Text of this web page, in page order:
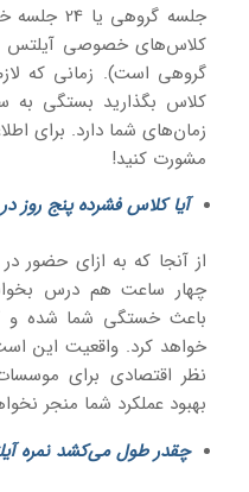
جلسه
کلاس‌های خصوصی آیلتس
گروهی است). زمانی که
کلاس بگذارید بستگی به
زمان‌های شما دارد. برای
مشورت کنید!
آیا کلاس فشرده پنج روز
از آنجا که به ازای حضور
چهار ساعت هم درس
باعث خستگی شما شده و
خواهد کرد. واقعیت این
نظر اقتصادی برای
بهبود عملکرد شما منجر
چقدر طول می‌کشد نمره